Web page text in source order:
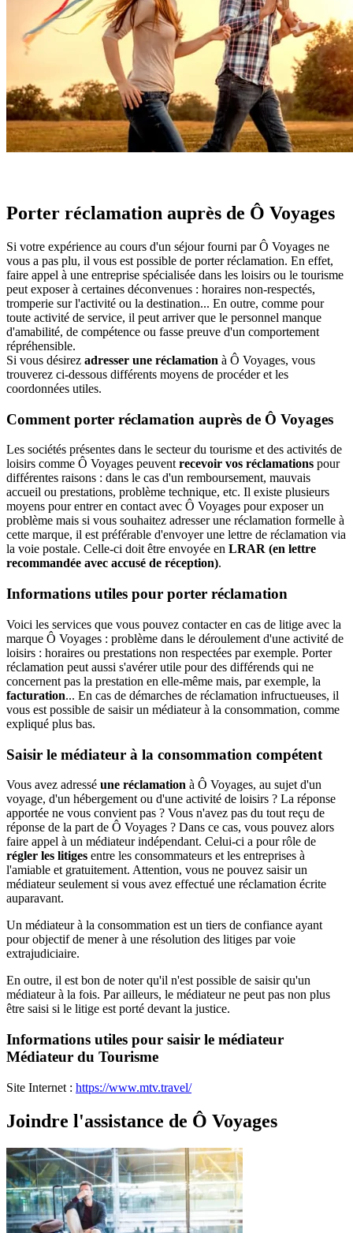
Porter réclamation auprès de Ô Voyages
Si votre expérience au cours d'un séjour fourni par Ô Voyages ne
vous a pas plu, il vous est possible de porter réclamation. En effet,
faire appel à une entreprise spécialisée dans les loisirs ou le tourisme
peut exposer à certaines déconvenues : horaires non-respectés,
tromperie sur l'activité ou la destination... En outre, comme pour
toute activité de service, il peut arriver que le personnel manque
d'amabilité, de compétence ou fasse preuve d'un comportement
répréhensible.
Si vous désirez adresser une réclamation à Ô Voyages, vous
trouverez ci-dessous différents moyens de procéder et les
coordonnées utiles.
Comment porter réclamation auprès de Ô Voyages
Les sociétés présentes dans le secteur du tourisme et des activités de
loisirs comme Ô Voyages peuventrecevoir vos réclamations pour
différentes raisons : dans le cas d'un remboursement, mauvais
accueil ou prestations, problème technique, etc. Il existe plusieurs
moyens pour entrer en contact avec Ô Voyages pour exposer un
problème mais si vous souhaitez adresser une réclamation formelle à
cette marque, il est préférable d'envoyer une lettre de réclamation via
la voie postale. Celle-ci doit être envoyée en LRAR (en lettre
recommandée avec accusé de réception).
Informations utiles pour porter réclamation
Voici les services que vous pouvez contacter en cas de litige avec la
marque Ô Voyages : problème dans le déroulement d'une activité de
loisirs : horaires ou prestations non respectées par exemple. Porter
réclamation peut aussi s'avérer utile pour des différends qui ne
concernent pas la prestation en elle-même mais, par exemple, la
facturation... En cas de démarches de réclamation infructueuses, il
vous est possible de saisir un médiateur à la consommation, comme
expliqué plus bas.
Saisir le médiateur à la consommation compétent
Vous avez adressé une réclamation à Ô Voyages, au sujet d'un
voyage, d'un hébergement ou d'une activité de loisirs ? La réponse
apportée ne vous convient pas ? Vous n'avez pas du tout reçu de
réponse de la part de Ô Voyages ? Dans ce cas, vous pouvez alors
faire appel à un médiateur indépendant. Celui-ci a pour rôle de
régler les litiges entre les consommateurs et les entreprises à
l'amiable et gratuitement. Attention, vous ne pouvez saisir un
médiateur seulement si vous avez effectué une réclamation écrite
auparavant.
Un médiateur à la consommation est un tiers de confiance ayant
pour objectif de mener à une résolution des litiges par voie
extrajudiciaire.
En outre, il est bon de noter qu'il n'est possible de saisir qu'un
médiateur à la fois. Par ailleurs, le médiateur ne peut pas non plus
être saisi si le litige est porté devant la justice.
Informations utiles pour saisir le médiateur
Médiateur du Tourisme
Site Internet : https://www.mtv.travel/
Joindre l'assistance de Ô Voyages